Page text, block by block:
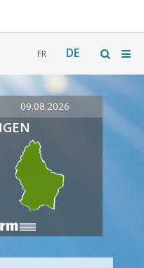
FR DE
09.08.2026